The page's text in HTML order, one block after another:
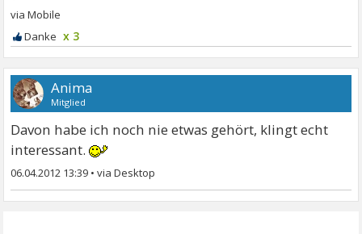
x 3
Anima
Mitglied
Davon habe ich noch nie etwas gehört, klingt echt
interessant.
06.04.2012 13:39 •